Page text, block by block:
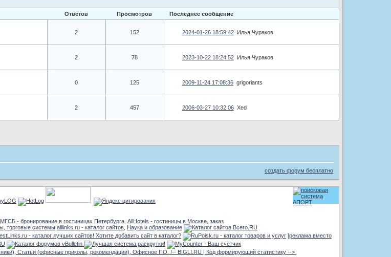
Ответов Просмотров Последнее сообщение
2
152 2024-01-26 18:59:42 Илья Чураков
2
78 2023-10-22 18:24:52 Илья Чураков
0
125 2009-11-24 17:08:36 grigoriants
2
457 2006-03-27 10:32:06 Xed
создать форум бесплатно
МГСБ - бронирование в гостиницах Петербурга, AllHotels - гостиницы в Москве, заказ
alllinks.ru - каталог сайтов, Наука и образование
[реклама вместо
!-- BIGLI.RU | Код формирующий статистику -->